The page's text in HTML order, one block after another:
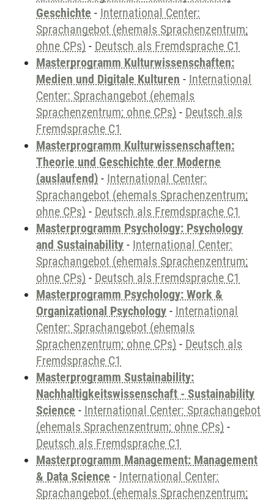
Geschichte - International Center:
Sprachangebot (ehemals Sprachenzentrum;
ohne CPs) - Deutsch als Fremdsprache C1
Masterprogramm Kulturwissenschaften:
Medien und Digitale Kulturen - International
Center: Sprachangebot (ehemals
Sprachenzentrum; ohne CPs) - Deutsch als
Fremdsprache C1
Masterprogramm Kulturwissenschaften:
Theorie und Geschichte der Moderne
(auslaufend) - International Center:
Sprachangebot (ehemals Sprachenzentrum;
ohne CPs) - Deutsch als Fremdsprache C1
Masterprogramm Psychology: Psychology
and Sustainability - International Center:
Sprachangebot (ehemals Sprachenzentrum;
ohne CPs) - Deutsch als Fremdsprache C1
Masterprogramm Psychology: Work &
Organizational Psychology - International
Center: Sprachangebot (ehemals
Sprachenzentrum; ohne CPs) - Deutsch als
Fremdsprache C1
Masterprogramm Sustainability:
Nachhaltigkeitswissenschaft - Sustainability
Science - International Center: Sprachangebot
(ehemals Sprachenzentrum; ohne CPs) -
Deutsch als Fremdsprache C1
Masterprogramm Management: Management
& Data Science - International Center:
Sprachangebot (ehemals Sprachenzentrum;